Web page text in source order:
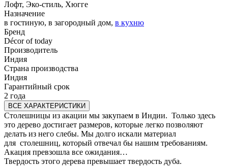
Лофт, Эко-стиль, Хюгге
Назначение
в гостиную, в загородный дом, в кухню
Бренд
Décor of today
Производитель
Индия
Страна производства
Индия
Гарантийный срок
2 года
ВСЕ ХАРАКТЕРИСТИКИ
Столешницы из акации мы закупаем в Индии. Только здесь
это дерево достигает размеров, которые легко позволяют
делать из него слебы. Мы долго искали материал
для столешниц, который отвечал бы нашим требованиям.
Акация превзошла все ожидания…
Твердость этого дерева превышает твердость дуба.